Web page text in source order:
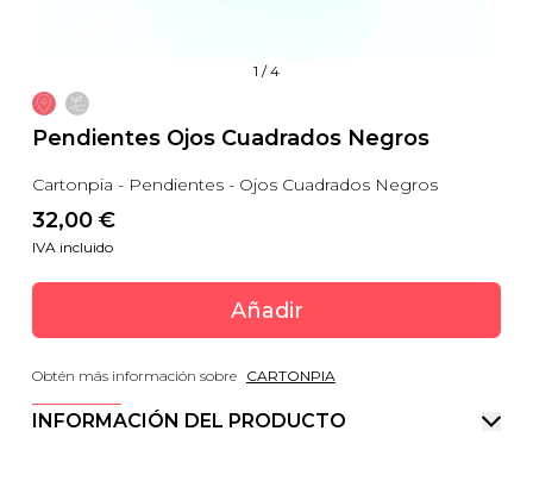
1 /4
Pendientes Ojos Cuadrados Negros
Cartonpia - Pendientes - Ojos Cuadrados Negros
32,00 €
IVA incluido
Añadir
Obtén más información sobre CARTONPIA
INFORMACIÓN DEL PRODUCTO